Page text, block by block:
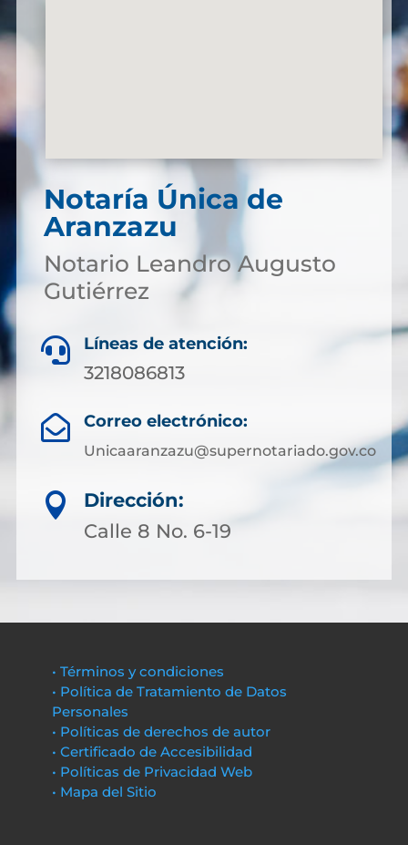
Notaría Única de
Aranzazu
Notario Leandro Augusto
Gutiérrez
 Líneas de atención:
3218086813
 Correo electrónico:
Unicaaranzazu@supernotariado.gov.co

Dirección:
Calle 8 No. 6-19
• Términos y condiciones
• Política de Tratamiento de Datos
Personales
• Políticas de derechos de autor
• Certificado de Accesibilidad
• Políticas de Privacidad Web
• Mapa del Sitio